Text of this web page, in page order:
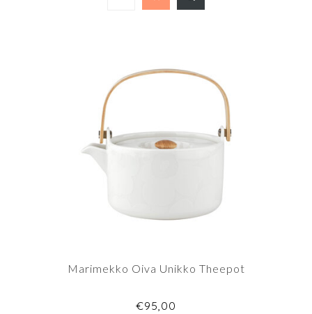
Marimekko Oiva Unikko Theepot
€95,00